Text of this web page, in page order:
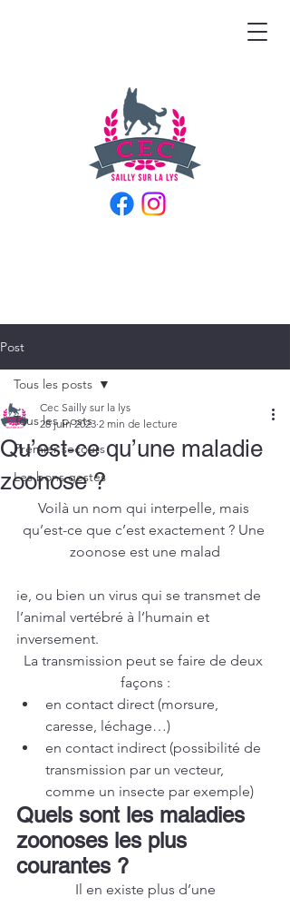
Post
Tous les posts
Premier secours
Les bons gestes
Tous les posts
Qu’est-ce qu’une maladie
zoonose ?
Cec Sailly sur la lys
28 juin 2023 2 min de lecture
Voilà un nom qui interpelle, mais
qu’est-ce que c’est exactement ? Une
zoonose est une malad
ie, ou bien un virus qui se transmet de
l’animal vertébré à l’humain et
inversement.
La transmission peut se faire de deux
façons :
en contact direct (morsure,
caresse, léchage…)
en contact indirect (possibilité de
transmission par un vecteur,
comme un insecte par exemple)
Quels sont les maladies
zoonoses les plus
courantes ?
Il en existe plus d’une